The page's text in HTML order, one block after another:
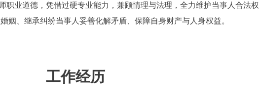
业道德，凭借过硬专业能力，兼顾情理与法理，全力维护当事人合法权
姻、继承纠纷当事人妥善化解矛盾、保障自身财产与人身权益。
工作经历